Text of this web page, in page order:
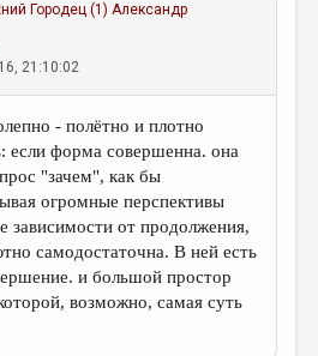
Городец (1) Александр
21:10:02
- полётно и плотно
если форма совершенна. она
"зачем", как бы
огромные перспективы
зависимости от продолжения,
самодостаточна. В ней есть
и большой простор
возможно, самая суть